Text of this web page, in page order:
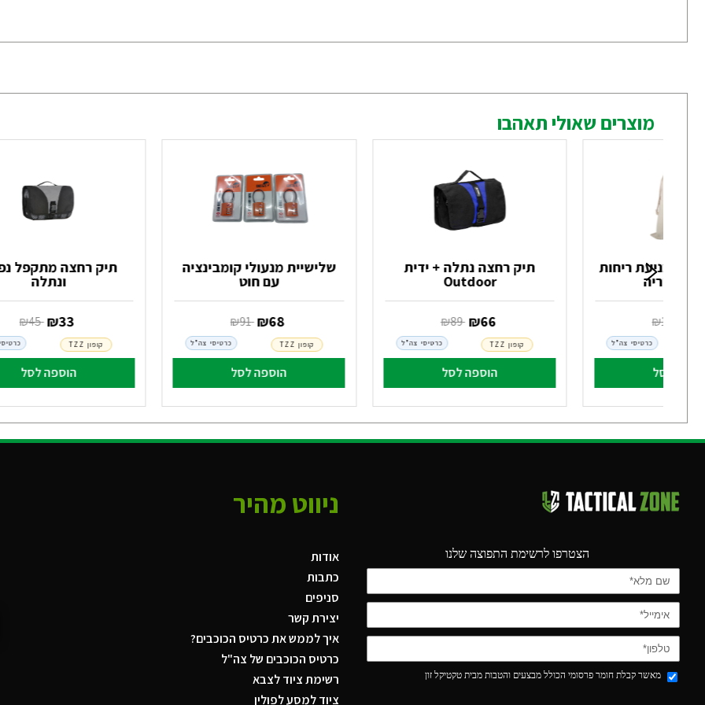
מוצרים שאולי תאהבו
למניעת ריחות
אסטוריה
19
לסל
כרטיסי צה"ל
תיק רחצה נתלה + ידית
Outdoor
‏ ₪
89 ‏ ₪
66
הוספה לסל
כרטיסי צה"ל קופון TZZ
שלישיית מנעולי קומבינציה
עם חוט
‏ ₪
91 ‏ ₪
68
הוספה לסל
כרטיסי צה"ל קופון TZZ
תיק רחצה מתקפל
ונתלה
‏ ₪
45 33
הוספה לסל
קופון TZZ
הצטרפו לרשימת התפוצה שלנו
מאשר קבלת חומר פרסומי הכולל מבצעים והטבות מבית טקטיקל זון
ניווט מהיר
אודות
כתבות
סניפים
יצירת קשר
איך לממש את כרטיס הכוכבים?
כרטיס הכוכבים של צה"ל
רשימת ציוד לצבא
ציוד למסע לפולין